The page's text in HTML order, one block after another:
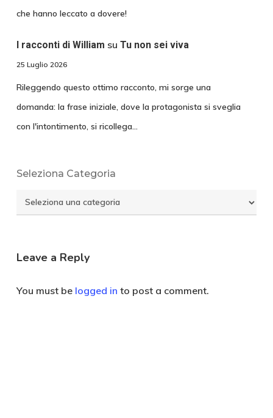
che hanno leccato a dovere!
I racconti di William su Tu non sei viva
25 Luglio 2026
Rileggendo questo ottimo racconto, mi sorge una
domanda: la frase iniziale, dove la protagonista si sveglia
con l'intontimento, si ricollega…
Seleziona Categoria
Seleziona
Categoria
Leave a Reply
You must be logged in to post a comment.